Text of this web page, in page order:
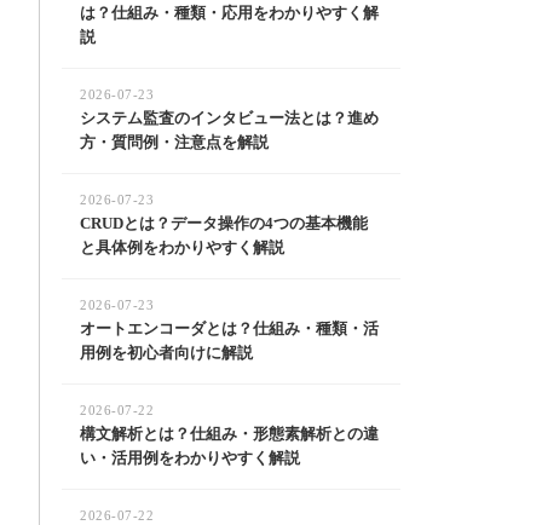
は？仕組み・種類・応用をわかりやすく解
説
システム監査のインタビュー法とは？進め
方・質問例・注意点を解説
2026-07-23
CRUDとは？データ操作の4つの基本機能
と具体例をわかりやすく解説
2026-07-23
オートエンコーダとは？仕組み・種類・活
用例を初心者向けに解説
2026-07-23
構文解析とは？仕組み・形態素解析との違
い・活用例をわかりやすく解説
2026-07-22
2026-07-22